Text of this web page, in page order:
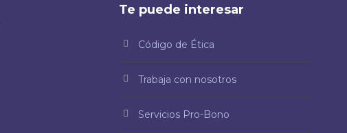
Te puede interesar
Código de Ética
Trabaja con nosotros
Servicios Pro-Bono